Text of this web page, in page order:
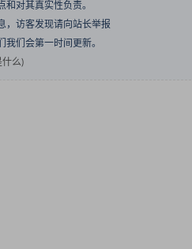
对其真实性负责。
，访客发现请向站长举报
们会第一时间更新。
什么)